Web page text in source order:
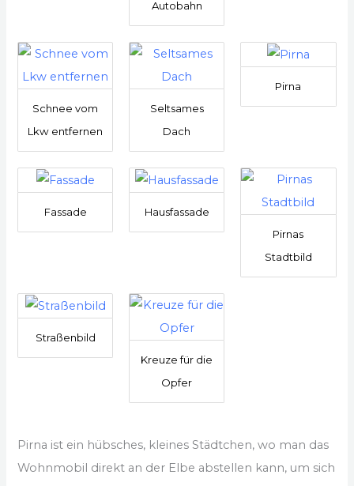
Autobahn
Schnee vom
Lkw entfernen
Seltsames
Dach
Pirna
Fassade
Hausfassade
Pirnas
Stadtbild
Straßenbild
Kreuze für die
Opfer
Pirna ist ein hübsches, kleines Städtchen, wo man das
Wohnmobil direkt an der Elbe abstellen kann, um sich